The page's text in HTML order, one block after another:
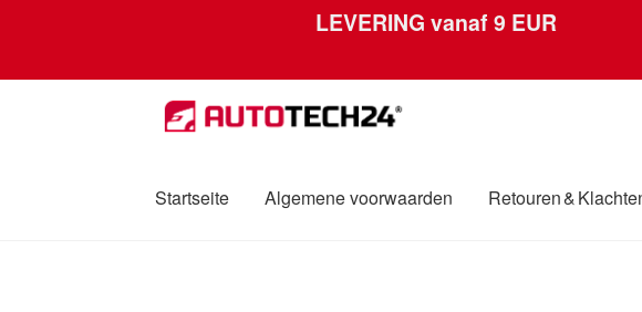
LEVERING vanaf 9 EUR
Ga
door
navigatie
Ga
naar
inhoud
Startseite Algemene voorwaarden Retouren &